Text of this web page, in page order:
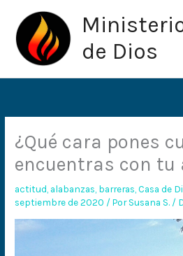
contenido
de Dios
¿Qué cara pones
encuentras con tu
actitud alabanzas barreras ,Casa de
septiembre de 2020 / PorSusana S. /